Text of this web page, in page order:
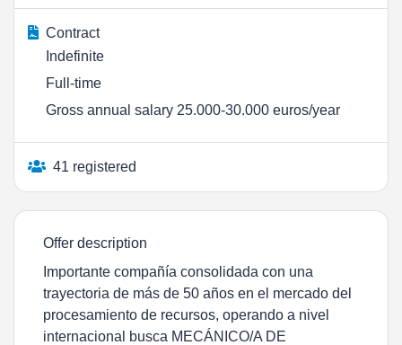
Contract
Indefinite
Full-time
Gross annual salary 25.000-30.000 euros/year
41 registered
Offer description
Importante compañía consolidada con una
trayectoria de más de 50 años en el mercado del
procesamiento de recursos, operando a nivel
internacional busca MECÁNICO/A DE